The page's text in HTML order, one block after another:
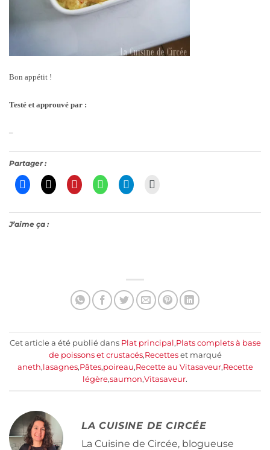
Bon appétit !
Testé et approuvé par :
–
Partager :
J’aime ça :
Cet article a été publié dans Plat principal ,Plats complets à base
de poissons et crustacés,Recetteset marqué
aneth,lasagnes,Pâtes,poireau,Recette au Vitasaveur,Recette
légère,saumon,Vitasaveur.
LA CUISINE DE CIRCÉE
La Cuisine de Circée, blogueuse